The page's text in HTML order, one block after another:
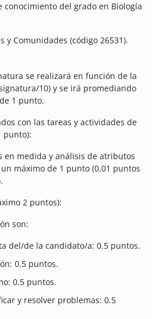
conocimiento del grado en Biología
y Comunidades (código 26531).
se realizará en función de la
10) y se irá promediando
1 punto.
con las tareas y actividades de
punto):
en medida y análisis de atributos
máximo de 1 punto (0.01 puntos
2 puntos):
son:
del/de la candidato/a: 0.5 puntos.
0.5 puntos.
0.5 puntos.
y resolver problemas: 0.5